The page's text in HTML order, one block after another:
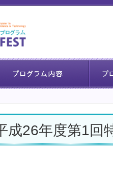
成26年度第1